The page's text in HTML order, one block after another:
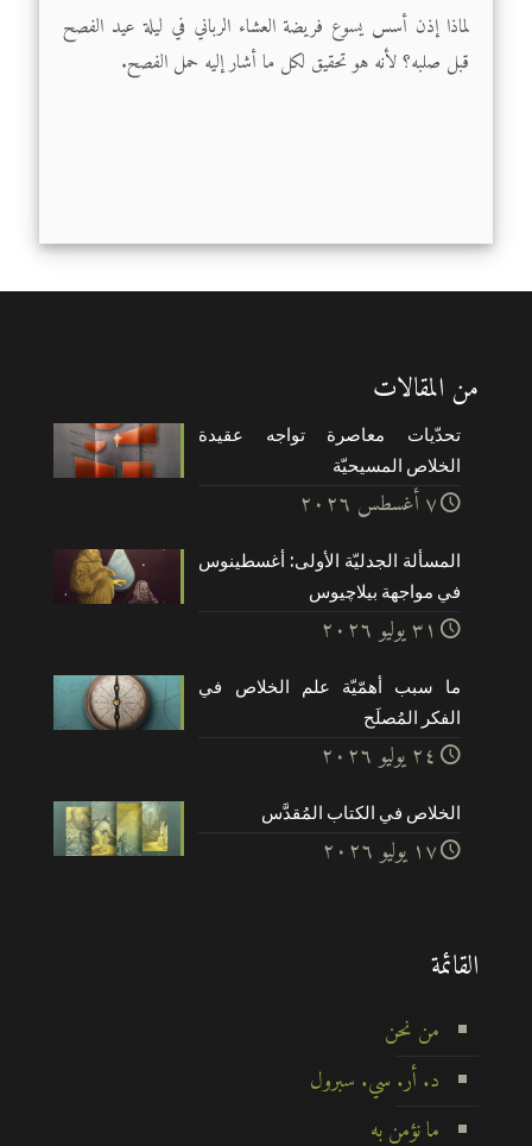
لماذا إذن أسس يسوع فريضة العشاء الرباني في ليلة عيد الفصح
قبل صلبه؟ لأنه هو تحقيق لكل ما أشار إليه حمل الفصح.
من المقالات
تحدّيات معاصرة تواجه عقيدة
الخلاص المسيحيّة
۷ أغسطس ۲۰۲٦
المسألة الجدليّة الأولى: أغسطينوس
في مواجهة بيلاچيوس
۳۱ يوليو ۲۰۲٦
ما سبب أهمّيّة علم الخلاص في
الفكر المُصلَح
۲٤ يوليو ۲۰۲٦
الخلاص في الكتاب المُقدَّس
۱۷ يوليو ۲۰۲٦
القائمة
من نحن
د. أر. سي. سبرول
ما نؤمن به